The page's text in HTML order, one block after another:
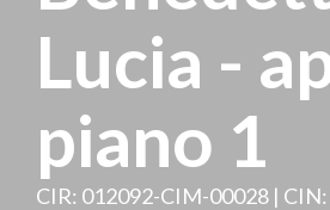
Lucia -
piano 1
CIR: 012092-CIM-00028 | CIN: